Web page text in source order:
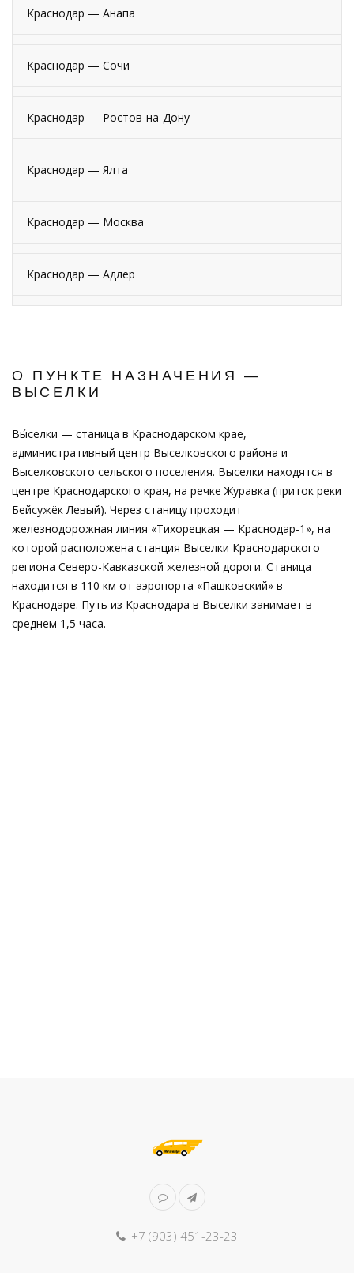
Краснодар — Анапа
Краснодар — Сочи
Краснодар — Ростов-на-Дону
Краснодар — Ялта
Краснодар — Москва
Краснодар — Адлер
О ПУНКТЕ НАЗНАЧЕНИЯ —
ВЫСЕЛКИ
Вы́селки — станица в Краснодарском крае,
административный центр Выселковского района и
Выселковского сельского поселения. Выселки находятся в
центре Краснодарского края, на речке Журавка (приток реки
Бейсужёк Левый). Через станицу проходит
железнодорожная линия «Тихорецкая — Краснодар-1», на
которой расположена станция Выселки Краснодарского
региона Северо-Кавказской железной дороги. Станица
находится в 110 км от аэропорта «Пашковский» в
Краснодаре. Путь из Краснодара в Выселки занимает в
среднем 1,5 часа.
+7 (903) 451-23-23